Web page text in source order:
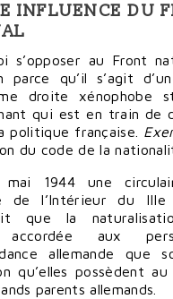
INFLUENCE DU
s’opposer au Front
parce qu’il s’agit
droite xénophobe
qui est en train de
politique française.
du code de la
1944 une
de l’Intérieur du IIIe
que la
aux
allemande que
qu’elles possèdent au
parents allemands.